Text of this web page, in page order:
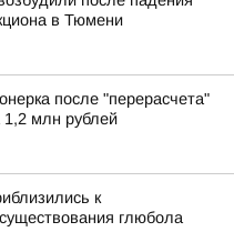
в Тюмени
после "перерасчета"
1,2 млн рублей
к
глюбола